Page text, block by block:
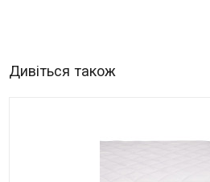
Дивіться також